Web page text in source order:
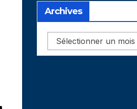
Archives
Archives